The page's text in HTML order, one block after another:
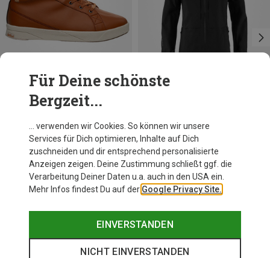
Du sparst 17%
Fjällräven
CHF 675.20
Für Deine schönste
Bergzeit...
… verwenden wir Cookies. So können wir unsere
Services für Dich optimieren, Inhalte auf Dich
zuschneiden und dir entsprechend personalisierte
Anzeigen zeigen. Deine Zustimmung schließt ggf. die
Verarbeitung Deiner Daten u.a. auch in den USA ein.
Mehr Infos findest Du auf der Google Privacy Site.
EINVERSTANDEN
NICHT EINVERSTANDEN